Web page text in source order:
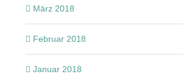
März 2018
Februar 2018
Januar 2018